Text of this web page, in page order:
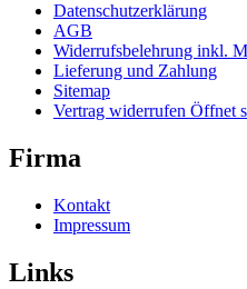
Datenschutzerklärung
AGB
Widerrufsbelehrung inkl.
Lieferung und Zahlung
Sitemap
Vertrag widerrufen Öffnet
Firma
Kontakt
Impressum
Links